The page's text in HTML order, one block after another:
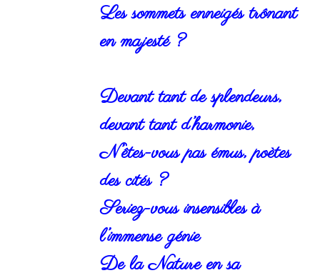
Les sommets enneigés trônant
en majesté ?
Devant tant de splendeurs,
devant tant d’harmonie,
N’êtes-vous pas émus, poètes
des cités ?
Seriez-vous insensibles à
l’immense génie
De la Nature en sa